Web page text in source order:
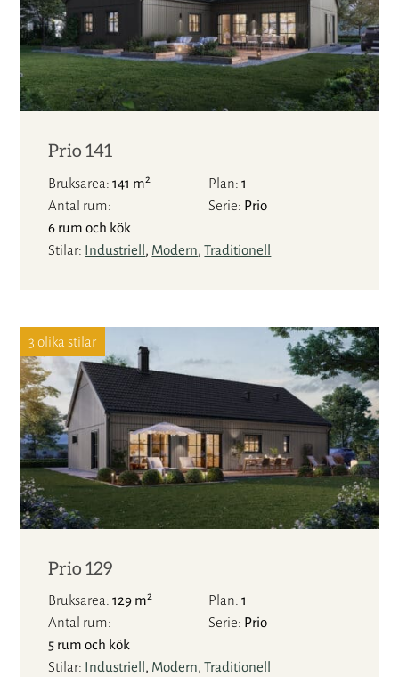
Prio 141
Bruksarea 141 m2 Plan 1
Antal rum
6 rum och kök
Serie Prio
Stilar Industriell , Modern,Traditionell
3 olika stilar
Prio 129
Bruksarea 129 m2 Plan 1
Antal rum
5 rum och kök
Serie Prio
Stilar Industriell , Modern,Traditionell